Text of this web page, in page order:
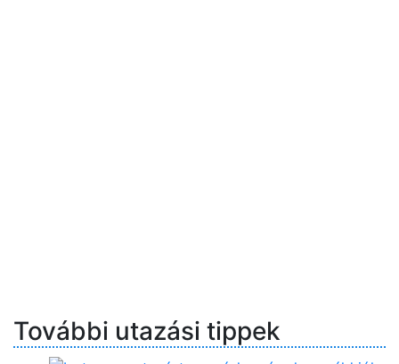
További utazási tippek